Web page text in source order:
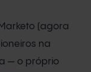
(agora
na
— o próprio